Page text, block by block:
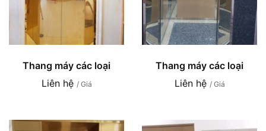
Thang máy các loại
Liên hệ / Giá
Thang máy các loại
Liên hệ / Giá